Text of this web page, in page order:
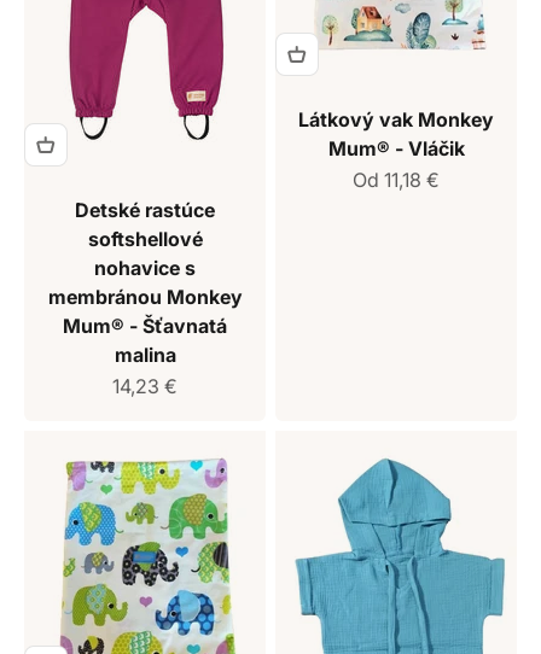
Detské rastúce
softshellové
nohavice s
membránou Monkey
Mum® - Šťavnatá
malina
Predajná cena
14,23 €
Látkový vak Monkey
Mum® - Vláčik
Predajná cena
Od 11,18 €